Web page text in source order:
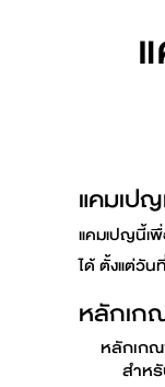
แคมเป
แคมเปญนี้เ
ได้ ตั้งแต่วัน
หลักเก
หลักเก
สำห